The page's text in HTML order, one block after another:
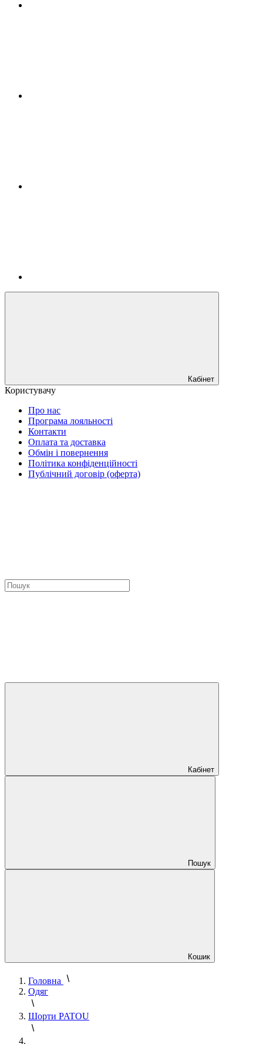
Кабінет
Користувачу
Про нас
Програма лояльності
Контакти
Оплата та доставка
Обмін і повернення
Політика конфіденційності
Публічний договір (оферта)
Кабінет
Пошук
Кошик
Головна
Одяг
Шорти PATOU